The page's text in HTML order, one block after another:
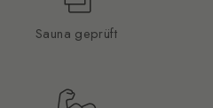
Sauna geprüft